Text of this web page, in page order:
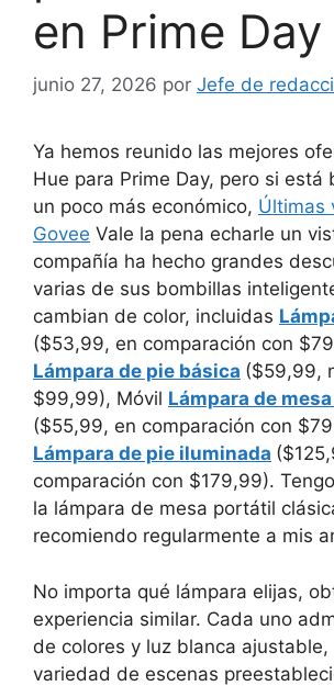
en Prime Day
junio 27, 2026 por Jefe de
Ya hemos reunido las mejores
Hue para Prime Day, pero si está
un poco más económico, Últimas
Govee Vale la pena echarle un
compañía ha hecho grandes
varias de sus bombillas
cambian de color, incluidas
($53,99, en comparación con
Lámpara de pie básica ($59,99,
$99,99), Móvil Lámpara de
($55,99, en comparación con
Lámpara de pie iluminada
comparación con $179,99).
la lámpara de mesa portátil
recomiendo regularmente a mis
No importa qué lámpara elijas,
experiencia similar. Cada uno
de colores y luz blanca ajustable,
variedad de escenas